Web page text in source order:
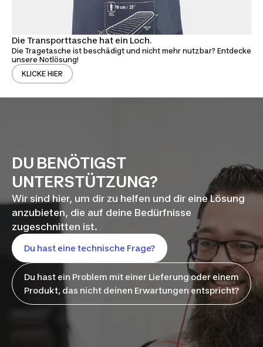
Die Transporttasche hat ein Loch.
Die Tragetasche ist beschädigt und nicht mehr nutzbar? Entdecke
unsere Notlösung!
KLICKE HIER
DU BENÖTIGST
UNTERSTÜTZUNG?
Wir sind hier, um dir zu helfen und dir eine Lösung
anzubieten, die auf deine Bedürfnisse
zugeschnitten ist.
Du hast eine technische Frage?
Du hast ein Problem mit einer Lieferung oder einem
Produkt, das nicht deinen Erwartungen entspricht?